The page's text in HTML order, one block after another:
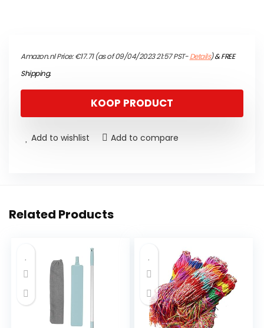
Amazon.nl Price:€17.71(as of 09/04/2023 21:57 PST-Details)&FREE
Shipping.
KOOP PRODUCT
Add to wishlist Add to compare
Related Products